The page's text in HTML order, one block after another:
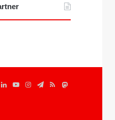
LinkedInYouTubeInstagramTelegram
RSSMastodon